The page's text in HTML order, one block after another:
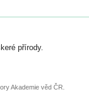
přírody.
Akademie věd ČR.